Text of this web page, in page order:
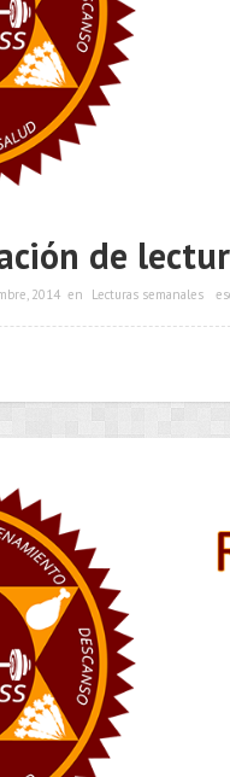
de
2014 en Lecturas semanales